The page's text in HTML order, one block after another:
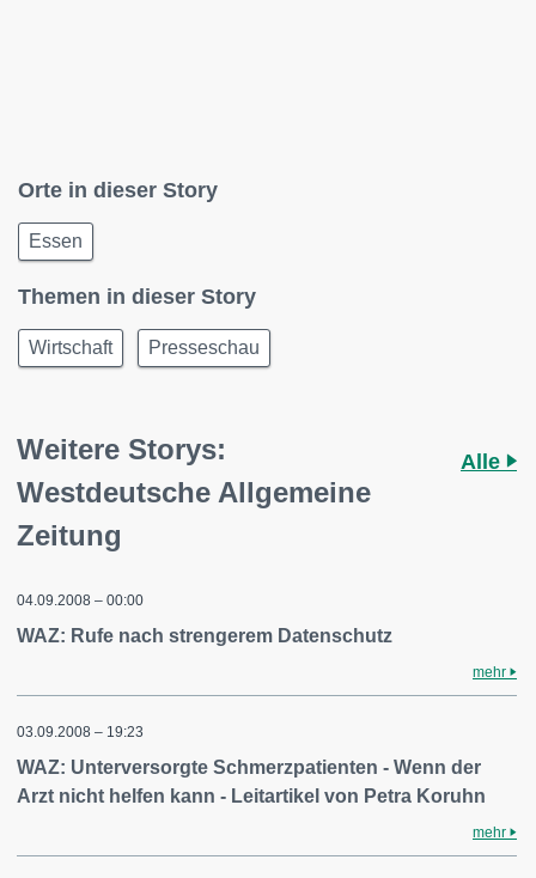
Orte in dieser Story
Essen
Themen in dieser Story
Wirtschaft Presseschau
Weitere Storys:
Westdeutsche Allgemeine
Zeitung
Alle
04.09.2008 – 00:00
WAZ: Rufe nach strengerem Datenschutz
mehr
03.09.2008 – 19:23
WAZ: Unterversorgte Schmerzpatienten - Wenn der
Arzt nicht helfen kann - Leitartikel von Petra Koruhn
mehr